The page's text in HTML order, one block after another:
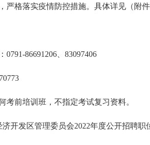
严格落实疫情防控措施。具体详见（附
0791-86691206、83097406
考前培训班，不指定考试复习资料。
济开发区管理委员会2022年度公开招聘职